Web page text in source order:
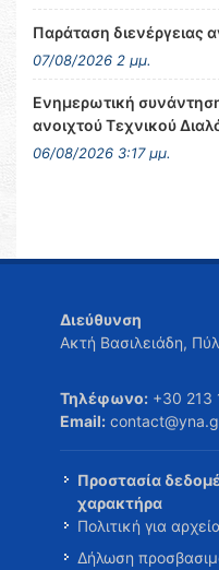
Παράταση διενέργειας
07/08/2026 2 μμ.
Ενημερωτική συνάντηση
ανοιχτού Τεχνικού
06/08/2026 3:17 μμ.
Διεύθυνση
Ακτή Βασιλειάδη,
Τηλέφωνο: +30 213
Email:
Προστασία
χαρακτήρα
Πολιτική για
Δήλωση